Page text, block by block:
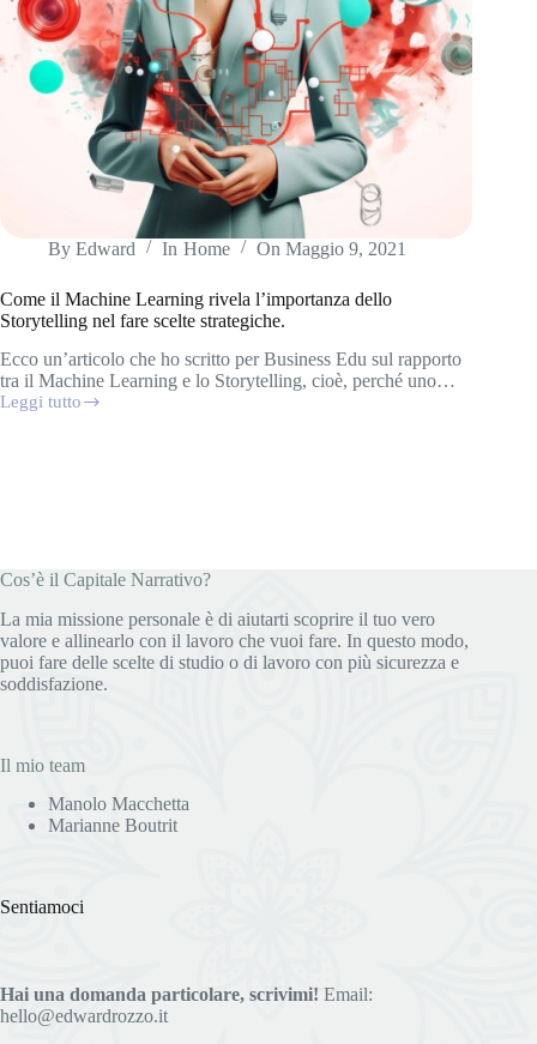
By Edward In Home On Maggio 9, 2021
Come il Machine Learning rivela l’importanza dello
Storytelling nel fare scelte strategiche.
Ecco un’articolo che ho scritto per Business Edu sul rapporto
tra il Machine Learning e lo Storytelling, cioè, perché uno…
Leggi tutto
Come
nel
scelte
strategiche.
Cos’è il Capitale Narrativo?
La mia missione personale è di aiutarti scoprire il tuo vero
valore e allinearlo con il lavoro che vuoi fare. In questo modo,
puoi fare delle scelte di studio o di lavoro con più sicurezza e
soddisfazione.
Il mio team
Manolo Macchetta
Marianne Boutrit
Sentiamoci
Hai una domanda particolare, scrivimi! Email:
hello@edwardrozzo.it